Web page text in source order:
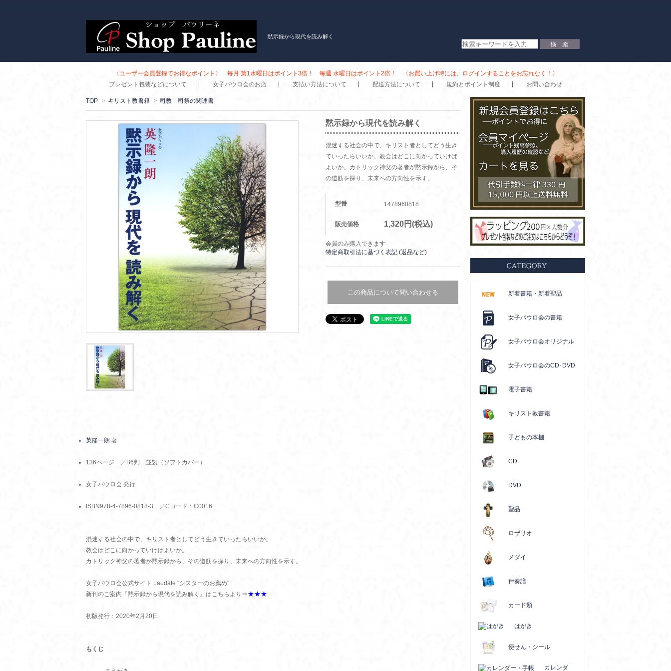
黙示録から現代を読み解く
〈ユーザー会員登録でお得なポイント〉 毎月 第1水曜日はポイント3倍！ 毎週 水曜日はポイント2倍！ 〈お買い上げ時には、ログインすることをお忘れなく！〉
プレゼント包装などについて
女子パウロ会のお店 支払い方法について 配送方法について 規約とポイント制度 お問い合わせ
TOP > キリスト教書籍 > 司教 司祭の関連書
黙示録から現代を読み解く
混迷する社会の中で、キリスト者としてどう生き
ていったらいいか。教会はどこに向かっていけば
よいか。カトリック神父の著者が黙示録から、そ
の道筋を探り、未来への方向性を示す。
型番 1478960818
販売価格 1,320円(税込)
会員のみ購入できます
特定商取引法に基づく表記 (返品など)
この商品について問い合わせる
英隆一朗 著
136ページ ／B6判 並製（ソフトカバー）
女子パウロ会 発行
ISBN978-4-7896-0818-3 ／Cコード：C0016
混迷する社会の中で、キリスト者としてどう生きていったらいいか。
教会はどこに向かっていけばよいか。
カトリック神父の著者が黙示録から、その道筋を探り、未来への方向性を示す。
女子パウロ会公式サイト Laudate "シスターのお薦め"
新刊のご案内『黙示録から現代を読み解く』はこちらより⇒★★★
初版発行：2020年2月20日
もくじ
新着書籍・新着聖品
女子パウロ会の書籍
女子パウロ会オリジナル
女子パウロ会のCD･DVD
電子書籍
キリスト教書籍
子どもの本棚
CD
DVD
聖品
ロザリオ
メダイ
伴奏譜
カード類
はがき
便せん・シール
カレンダ